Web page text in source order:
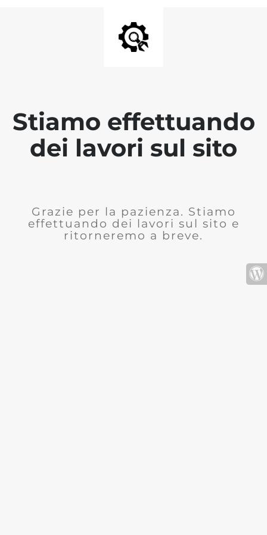
Stiamo effettuando
dei lavori sul sito
Grazie per la pazienza. Stiamo
effettuando dei lavori sul sito e
ritorneremo a breve.